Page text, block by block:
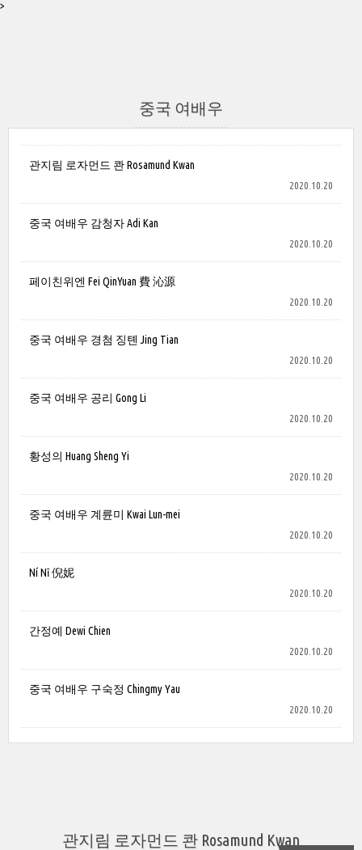
>
중국 여배우
관지림 로자먼드 콴 Rosamund Kwan
2020.10.20
중국 여배우 감청자 Adi Kan
2020.10.20
페이친위엔 Fei QinYuan 費 沁源
2020.10.20
중국 여배우 경첨 징톈 Jing Tian
2020.10.20
중국 여배우 공리 Gong Li
2020.10.20
황성의 Huang Sheng Yi
2020.10.20
중국 여배우 계륜미 Kwai Lun-mei
2020.10.20
Ní Nī 倪妮
2020.10.20
간정예 Dewi Chien
2020.10.20
중국 여배우 구숙정 Chingmy Yau
2020.10.20
관지림 로자먼드 콴 Rosamund Kwan